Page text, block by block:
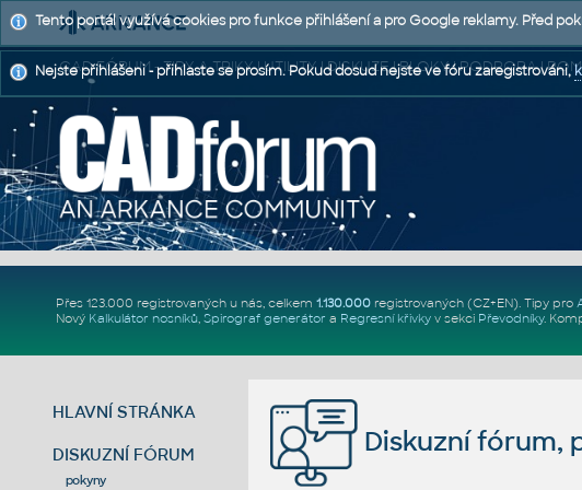
CAD FÓRUM - TIPY A TRIKY | UTILITY | DISKUZE | BLOKY | PODPORA |
Přes 123.000 registrovaných u nás, celkem 1.130.000registrovaných (CZ+EN). Tipy pro
Nový Kalkulátor nosníků, Spirograf generátor a Regresní křivkyv sekci Převodníky.
HLAVNÍ STRÁNKA
DISKUZNÍ FÓRUM
pokyny
Diskuzní fórum,
Tento portál využívá cookies pro funkce přihlášení a pro Google reklamy. Před
Nejste přihlášeni - přihlaste se prosím. Pokud dosud nejste ve fóru zaregistrováni,